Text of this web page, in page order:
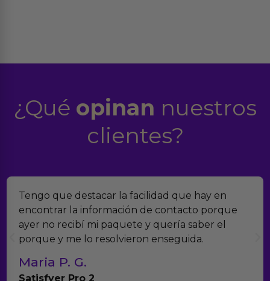
¿Qué opinan nuestros
clientes?
Tengo que destacar la facilidad que hay en
encontrar la información de contacto porque
ayer no recibí mi paquete y quería saber el
porque y me lo resolvieron enseguida.
Maria P. G.
Satisfyer Pro 2